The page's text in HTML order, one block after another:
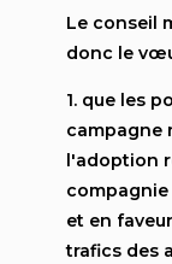
Le conseil
donc le
1. que les
campagne
l'adoption
et en
trafics des